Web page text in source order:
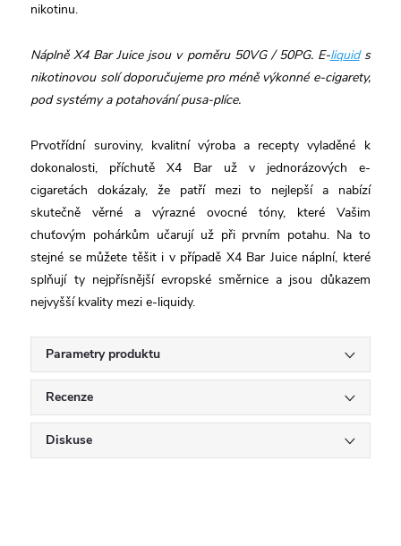
nikotinu.
Náplně X4 Bar Juice jsou v poměru 50VG / 50PG. E-liquids
nikotinovou solí doporučujeme pro méně výkonné e-cigarety,
pod systémy a potahování pusa-plíce.
Prvotřídní suroviny, kvalitní výroba a recepty vyladěné k
dokonalosti, příchutě X4 Bar už v jednorázových e-
cigaretách dokázaly, že patří mezi to nejlepší a nabízí
skutečně věrné a výrazné ovocné tóny, které Vašim
chuťovým pohárkům učarují už při prvním potahu. Na to
stejné se můžete těšit i v případě X4 Bar Juice náplní, které
splňují ty nejpřísnější evropské směrnice a jsou důkazem
nejvyšší kvality mezi e-liquidy.
Parametry produktu
Recenze
Diskuse